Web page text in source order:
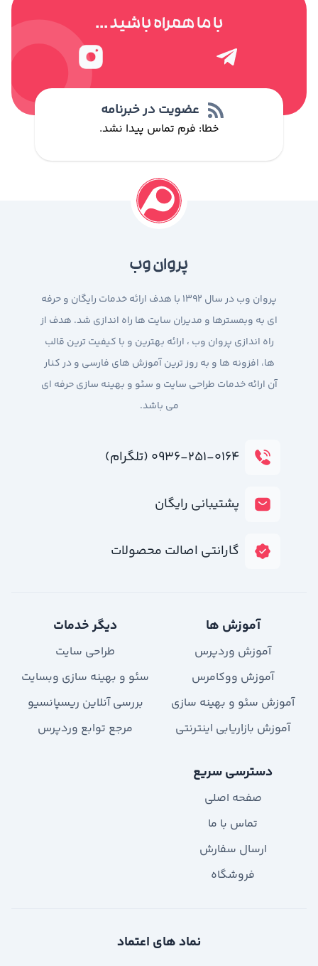
با ما همراه باشید ...
عضویت در خبرنامه
خطا: فرم تماس پیدا نشد.
پروان وب
پروان وب در سال 1392 با هدف ارائه خدمات رایگان و حرفه
ای به وبمسترها و مدیران سایت ها راه اندازی شد. هدف از
راه اندازی پروان وب ، ارائه بهترین و با کیفیت ترین قالب
ها، افزونه ها و به روز ترین آموزش های فارسی و در کنار
آن ارائه خدمات طراحی سایت و سئو و بهینه سازی حرفه ای
می باشد.
۰۹۳۶-۲۵۱-۰۱۶۴ (تلگرام)
پشتیبانی رایگان
گارانتی اصالت محصولات
آموزش ها
آموزش وردپرس
آموزش ووکامرس
آموزش سئو و بهینه سازی
آموزش بازاریابی اینترنتی
دیگر خدمات
طراحی سایت
سئو و بهینه سازی وبسایت
بررسی آنلاین ریسپانسیو
مرجع توابع وردپرس
دسترسی سریع
صفحه اصلی
تماس با ما
ارسال سفارش
فروشگاه
نماد های اعتماد